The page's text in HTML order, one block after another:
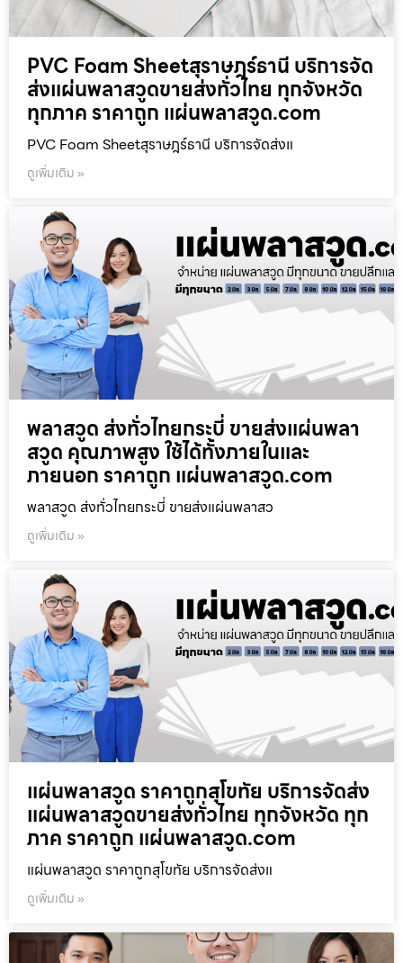
PVC Foam Sheetสุราษฎร์ธานี บริการจัด
ส่งแผ่นพลาสวูดขายส่งทั่วไทย ทุกจังหวัด
ทุกภาค ราคาถูก แผ่นพลาสวูด.com
PVC Foam Sheetสุราษฎร์ธานี บริการจัดส่งแ
ดูเพิ่มเติม »
พลาสวูด ส่งทั่วไทยกระบี่ ขายส่งแผ่นพลา
สวูด คุณภาพสูง ใช้ได้ทั้งภายในและ
ภายนอก ราคาถูก แผ่นพลาสวูด.com
พลาสวูด ส่งทั่วไทยกระบี่ ขายส่งแผ่นพลาสว
ดูเพิ่มเติม »
แผ่นพลาสวูด ราคาถูกสุโขทัย บริการจัดส่ง
แผ่นพลาสวูดขายส่งทั่วไทย ทุกจังหวัด ทุก
ภาค ราคาถูก แผ่นพลาสวูด.com
แผ่นพลาสวูด ราคาถูกสุโขทัย บริการจัดส่งแ
ดูเพิ่มเติม »